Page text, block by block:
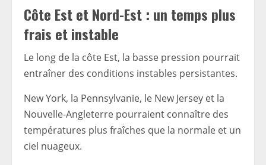
Côte Est et Nord-Est : un temps plus
frais et instable
Le long de la côte Est, la basse pression pourrait
entraîner des conditions instables persistantes.
New York, la Pennsylvanie, le New Jersey et la
Nouvelle-Angleterre pourraient connaître des
températures plus fraîches que la normale et un
ciel nuageux.